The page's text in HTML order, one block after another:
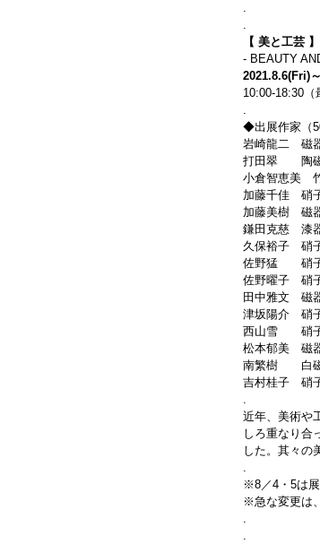
.
.
【 美と工芸 】
- BEAUTY
2021.8.6(Fri)
10:00-18:30（
.
◆出展作家（
岩崎龍二　
打田翠　　
小倉智恵美
加藤千佳　
加藤美樹　
鎌田克慈　
久保裕子　
佐野猛　　硝
佐野曜子　硝
田中雅文　磁
津坂陽介　硝
西山雪　　硝
松本郁美　磁
南繁樹　　白
吉村桂子　硝
.
近年、美術や
しろ重なり合
した。其々の
.
※8／4・5は
※急な変更は
.
.